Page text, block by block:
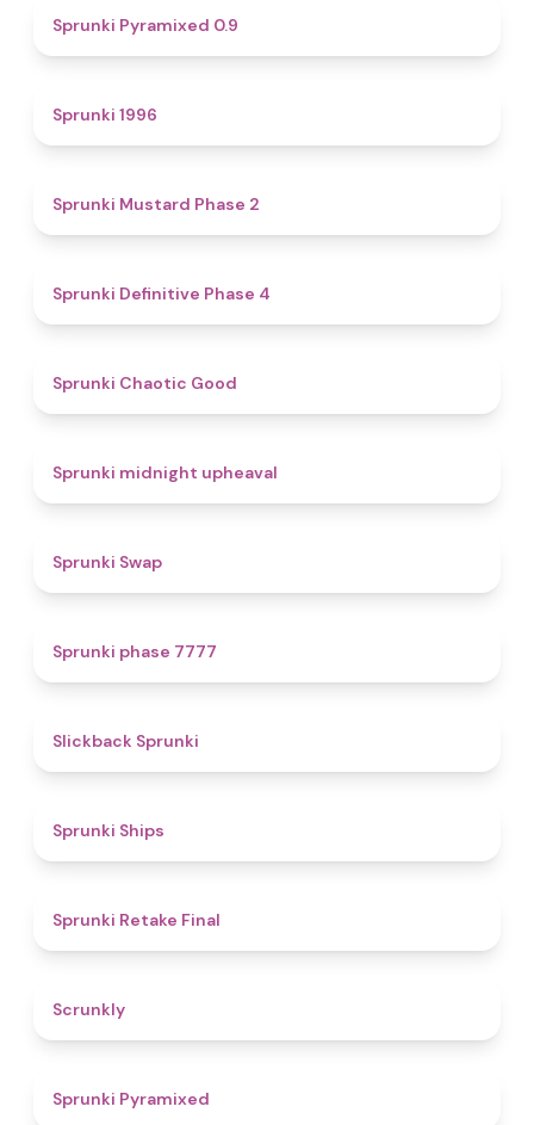
Sprunki Pyramixed 0.9
Sprunki 1996
Sprunki Mustard Phase 2
Sprunki Definitive Phase 4
Sprunki Chaotic Good
Sprunki midnight upheaval
Sprunki Swap
Sprunki phase 7777
Slickback Sprunki
Sprunki Ships
Sprunki Retake Final
Scrunkly
Sprunki Pyramixed